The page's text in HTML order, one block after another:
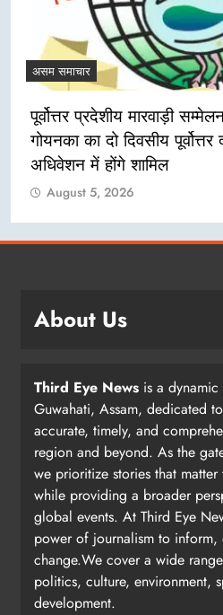
असम समाचार
पूर्वोत्तर प्रदेशीय मारवाड़ी
गोयनका का दो दिवसीय पूर्वोत्तर
अधिवेशन में होंगे शामिल
August 5, 2026
About Us
Third Eye News is a
Guwahati, Assam, dedicated
accurate, timely, and
region and beyond. As the
we prioritize stories that
while providing a broader
global events. At Third Eye
power of journalism to inform,
change.We cover a wide
politics, culture, environment,
development.